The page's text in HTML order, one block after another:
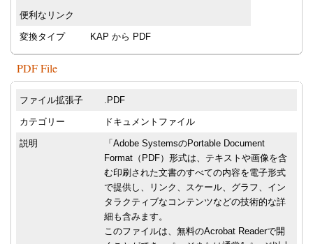
便利なリンク
変換タイプ KAP から PDF
PDF File
ファイル拡張子 .PDF
カテゴリー ドキュメントファイル
説明
「Adobe SystemsのPortable Document
Format（PDF）形式は、テキストや画像を含
む印刷された文書のすべての内容を電子形式
で提供し、リンク、スケール、グラフ、イン
タラクティブなコンテンツなどの技術的な詳
細も含みます。
このファイルは、無料のAcrobat Readerで開